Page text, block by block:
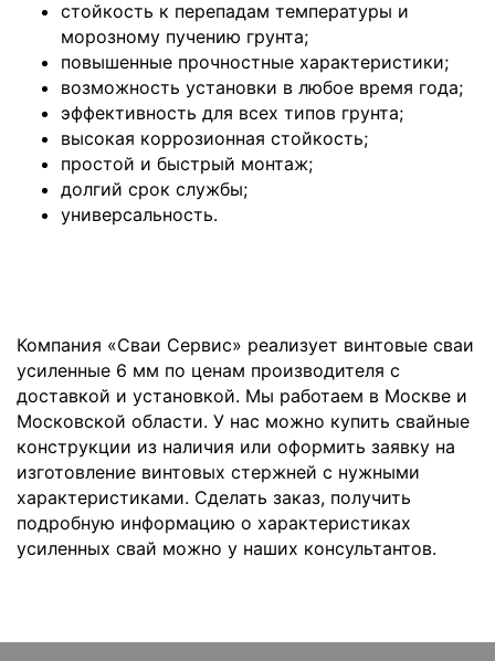
стойкость к перепадам температуры и
морозному пучению грунта;
повышенные прочностные характеристики;
возможность установки в любое время года;
эффективность для всех типов грунта;
высокая коррозионная стойкость;
простой и быстрый монтаж;
долгий срок службы;
универсальность.
Компания «Сваи Сервис» реализует винтовые сваи
усиленные 6 мм по ценам производителя с
доставкой и установкой. Мы работаем в Москве и
Московской области. У нас можно купить свайные
конструкции из наличия или оформить заявку на
изготовление винтовых стержней с нужными
характеристиками. Сделать заказ, получить
подробную информацию о характеристиках
усиленных свай можно у наших консультантов.